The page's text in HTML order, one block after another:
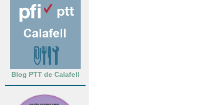
Blog PTT de Calafell